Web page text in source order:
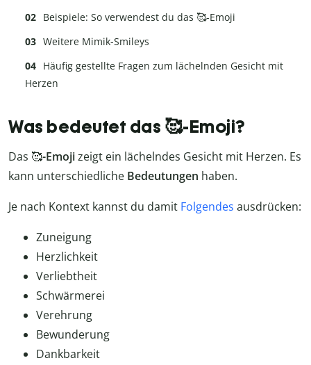
Beispiele: So verwendest du das 🥰-Emoji
Weitere Mimik-Smileys
Häufig gestellte Fragen zum lächelnden Gesicht mit
Herzen
Was bedeutet das 🥰-Emoji?
Das 🥰-Emojizeigt ein lächelndes Gesicht mit Herzen. Es
kann unterschiedliche Bedeutungen haben.
Je nach Kontext kannst du damit Folgendes ausdrücken:
Zuneigung
Herzlichkeit
Verliebtheit
Schwärmerei
Verehrung
Bewunderung
Dankbarkeit